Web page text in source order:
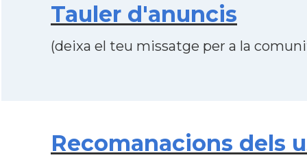
Tauler d'anuncis
(deixa el teu missatge per a la
Recomanacions dels